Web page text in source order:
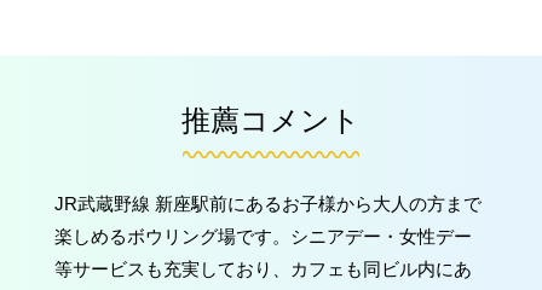
推薦コメント
JR武蔵野線 新座駅前にあるお子様から大人の方まで
楽しめるボウリング場です。シニアデー・女性デー
等サービスも充実しており、カフェも同ビル内にあ